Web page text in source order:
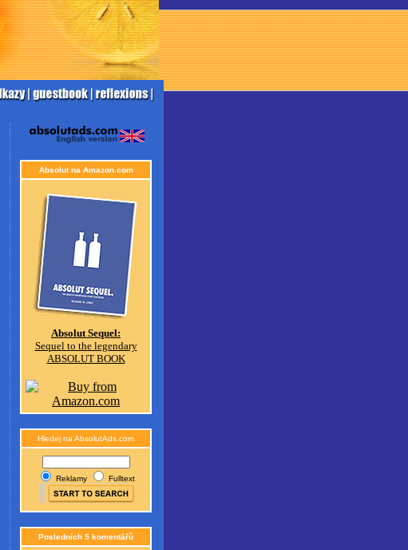
Absolut na Amazon.com
Absolut Sequel:
Sequel to the legendary
ABSOLUT BOOK
Hledej na AbsolutAds.com
Reklamy Fulltext
Posledních 5 komentářů